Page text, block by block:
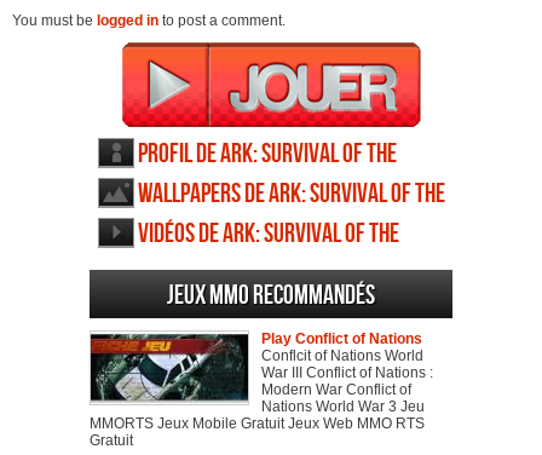
You must be logged in to post a comment.
Profil de Ark: Survival of the
Fittest
Wallpapers de Ark: Survival of the
Fittest
Vidéos de Ark: Survival of the
Fittest
Jeux MMO recommandés
Play Conflict of Nations
Conflcit of Nations World
War III Conflict of Nations :
Modern War Conflict of
Nations World War 3 Jeu
MMORTS Jeux Mobile Gratuit Jeux Web MMO RTS
Gratuit